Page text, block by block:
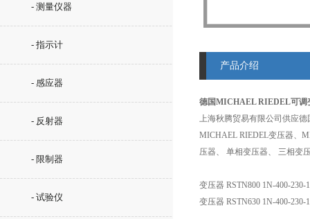
- 测量仪器
- 指示计
- 感应器
- 反射器
- 限制器
- 试验仪
产品介绍
德国MICHAEL RIEDEL可调
上海秋腾贸易有限公司供应
MICHAEL RIEDEL变压器、
压器、 单相变压器、 三相变
变压器 RSTN800 1N-400-230-
变压器 RSTN630 1N-400-230-